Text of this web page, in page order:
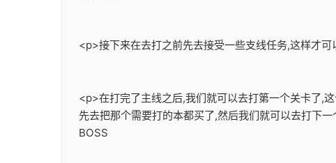
<p>接下来在去打之前先去接受一些支线任务,这样才
<p>在打完了主线之后,我们就可以去打第一个关卡了,
先去把那个需要打的本都买了,然后我们就可以去打下
BOSS